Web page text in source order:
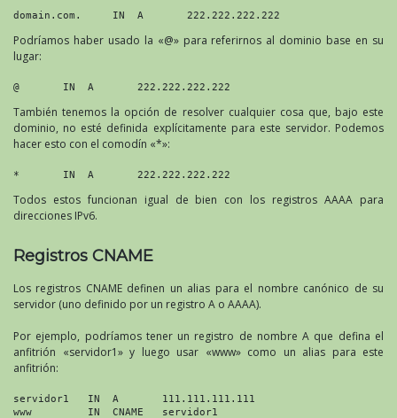
domain.com.     IN  A       222.222.222.222
Podríamos haber usado la «@» para referirnos al dominio base en su
lugar:
@       IN  A       222.222.222.222
También tenemos la opción de resolver cualquier cosa que, bajo este
dominio, no esté definida explícitamente para este servidor. Podemos
hacer esto con el comodín «*»:
*       IN  A       222.222.222.222
Todos estos funcionan igual de bien con los registros AAAA para
direcciones IPv6.
Registros CNAME
Los registros CNAME definen un alias para el nombre canónico de su
servidor (uno definido por un registro A o AAAA).
Por ejemplo, podríamos tener un registro de nombre A que defina el
anfitrión «servidor1» y luego usar «www» como un alias para este
anfitrión:
servidor1   IN  A       111.111.111.111
www         IN  CNAME   servidor1